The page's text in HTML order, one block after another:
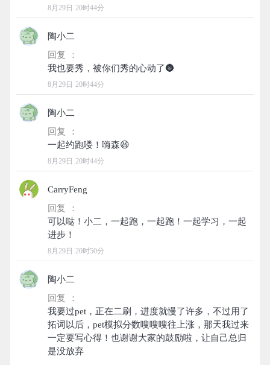
8月29日 20时44分
陶小二
回复 ：
8月29日 20时44分
陶小二
回复 ：
8月29日 20时44分
CarryFeng
回复 ：
可以哒！小二，一起跑，一起跑！一起学习，一起
8月29日 20时50分
陶小二
回复 ：
我要过pet，正在二刷，进度就慢了许多，不过用了
拓词以后，pet模拟分数嗖嗖嗖往上涨，那天我过来
一定要写心得！也谢谢大家的鼓励啦，让自己总归
是没放弃